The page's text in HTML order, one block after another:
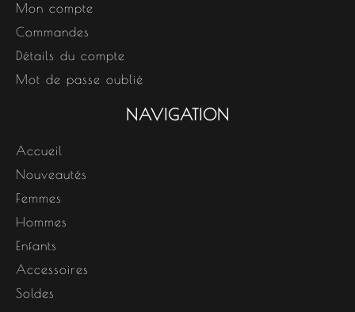
Mon compte
Commandes
Détails du compte
Mot de passe oublié
NAVIGATION
Accueil
Nouveautés
Femmes
Hommes
Enfants
Accessoires
Soldes